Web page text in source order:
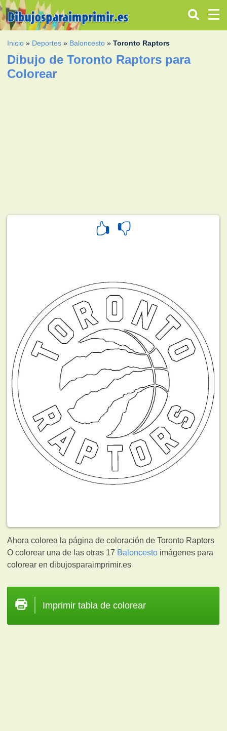
Inicio » Deportes » Baloncesto »Toronto Raptors
Dibujo de Toronto Raptors para
Colorear
Ahora colorea la página de coloración de Toronto Raptors
O colorear una de las otras 17 Baloncesto imágenes para
colorear en dibujosparaimprimir.es
Imprimir tabla de colorear